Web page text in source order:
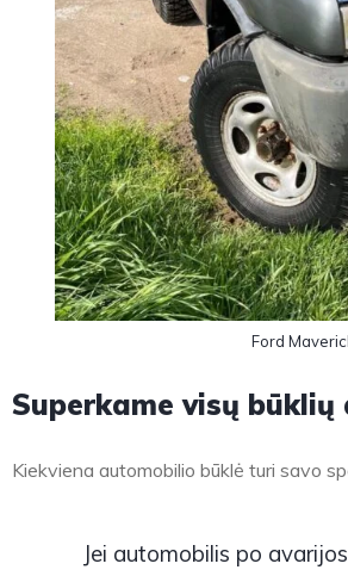
Ford
Superkame visų
Kiekviena automobilio būklė turi savo
Jei automobilis po